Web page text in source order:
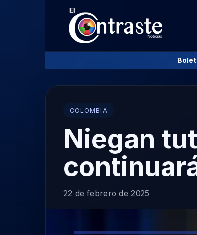
COLOMBIA
Niegan
22 de febrero de 2025